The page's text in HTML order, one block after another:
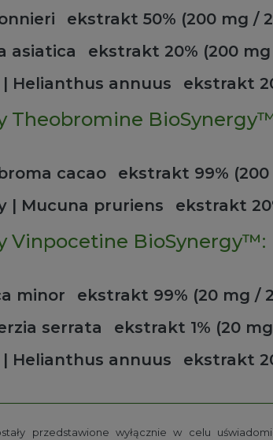
ekstrakt 50% (200 mg /
asiatica
ekstrakt 20% (200 mg
Helianthus annuus
ekstrakt
Theobromine
cacao
ekstrakt 99%
| Mucuna pruriens
ekstrakt
Vinpocetine BioSynergy™:
minor
ekstrakt 99% (20 mg /
serrata
ekstrakt 1% (20
Helianthus annuus
ekstrakt
przedstawione wyłącznie w celu